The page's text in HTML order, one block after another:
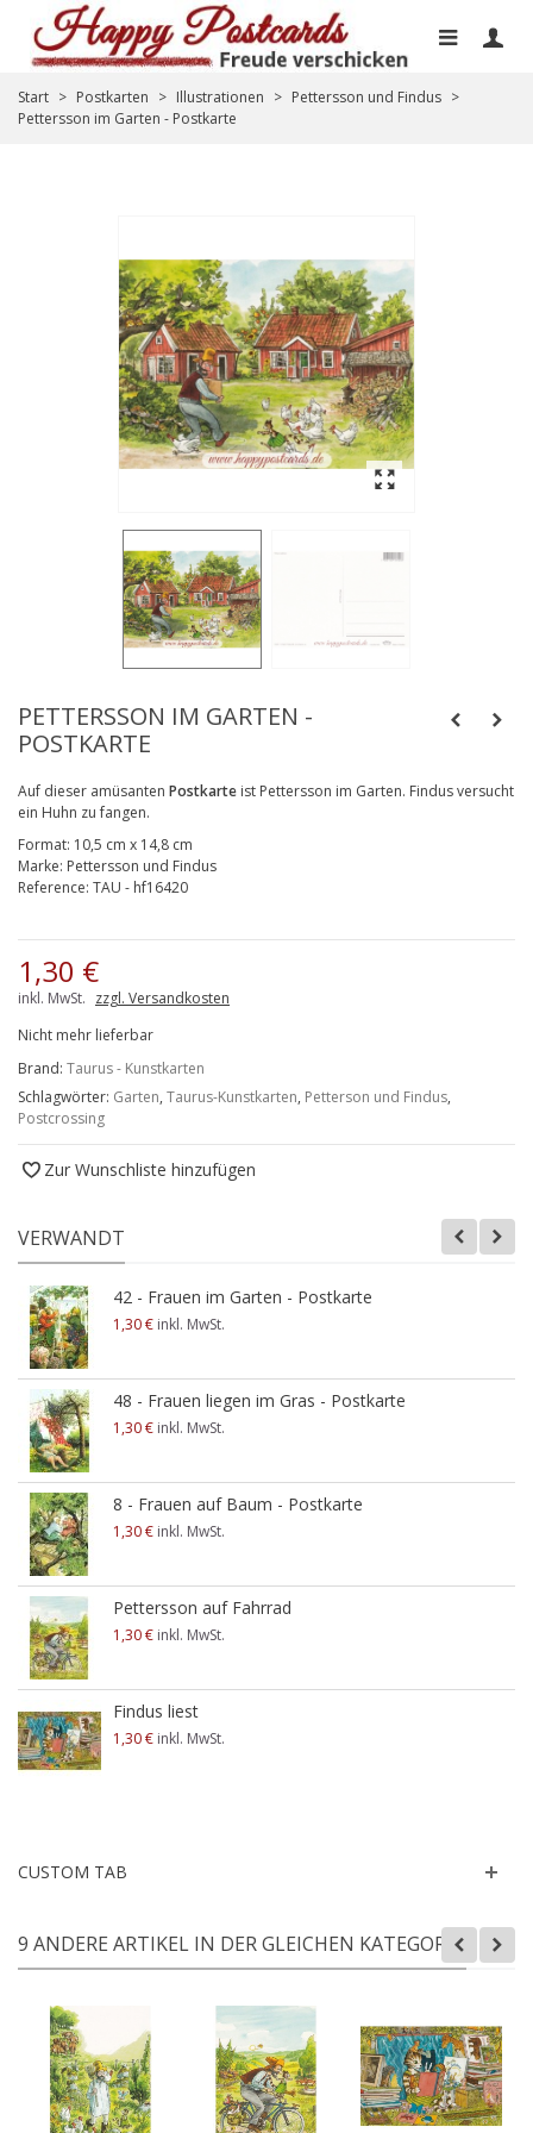
Start > Postkarten > Illustrationen > Pettersson und Findus >
Pettersson im Garten - Postkarte
PETTERSSON IM GARTEN -
POSTKARTE
Auf dieser amüsanten Postkarte ist Pettersson im Garten. Findus versucht
ein Huhn zu fangen.
Format: 10,5 cm x 14,8 cm
Marke: Pettersson und Findus
Reference: TAU - hf16420
1,30 €
inkl. MwSt. zzgl. Versandkosten
Nicht mehr lieferbar
Brand: Taurus - Kunstkarten
Schlagwörter: Garten, Taurus-Kunstkarten, Petterson und Findus,
Postcrossing
Zur Wunschliste hinzufügen
VERWANDT
42 - Frauen im Garten - Postkarte
1,30 € inkl. MwSt.
48 - Frauen liegen im Gras - Postkarte
1,30 € inkl. MwSt.
8 - Frauen auf Baum - Postkarte
1,30 € inkl. MwSt.
Pettersson auf Fahrrad
1,30 € inkl. MwSt.
Findus liest
1,30 € inkl. MwSt.
CUSTOM TAB
9 ANDERE ARTIKEL IN DER GLEICHEN KATEGORIE: